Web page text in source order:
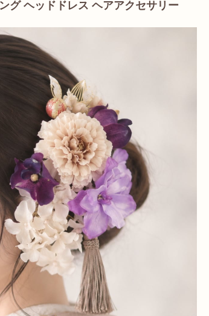
グ ヘッドドレス ヘアアクセサリー